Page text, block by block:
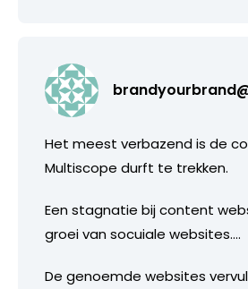
Het meest verbazend is de
Multiscope durft te trekken.
Een stagnatie bij content
groei van socuiale websites….
De genoemde websites